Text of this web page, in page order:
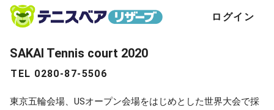
ログイン
SAKAI Tennis court 2020
TEL 0280-87-5506
東京五輪会場、USオープン会場をはじめとした世界大会で採